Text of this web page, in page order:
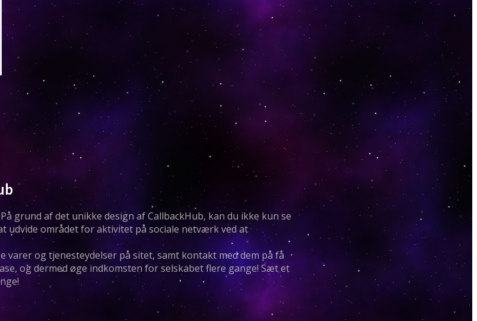
grund af det unikke design af CallbackHub, kan du ikke kun se
udvide området for aktivitet på sociale netværk ved at
og tjenesteydelser på sitet, samt kontakt med dem på få
og dermed øge indkomsten for selskabet flere gange! Sæt et